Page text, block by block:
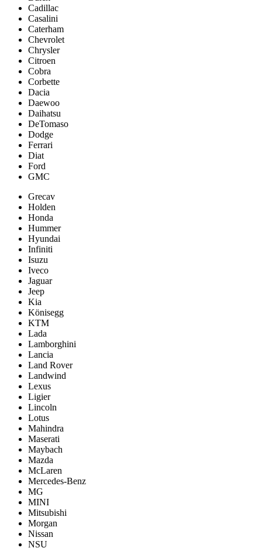
Cadillac
Casalini
Caterham
Chevrolet
Chrysler
Citroen
Cobra
Corbette
Dacia
Daewoo
Daihatsu
DeTomaso
Dodge
Ferrari
Diat
Ford
GMC
Grecav
Holden
Honda
Hummer
Hyundai
Infiniti
Isuzu
Iveco
Jaguar
Jeep
Kia
Könisegg
KTM
Lada
Lamborghini
Lancia
Land Rover
Landwind
Lexus
Ligier
Lincoln
Lotus
Mahindra
Maserati
Maybach
Mazda
McLaren
Mercedes-Benz
MG
MINI
Mitsubishi
Morgan
Nissan
NSU